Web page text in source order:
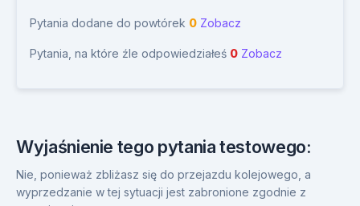
Pytania dodane do powtórek 0 Zobacz
Pytania, na które źle odpowiedziałeś 0 Zobacz
Wyjaśnienie tego pytania testowego:
Nie, ponieważ zbliżasz się do przejazdu kolejowego, a
wyprzedzanie w tej sytuacji jest zabronione zgodnie z